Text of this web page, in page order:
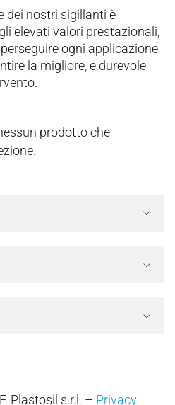
dei nostri sigillanti è
elevati valori prestazionali,
ogni applicazione
la migliore, e durevole
prodotto che
Plastosil s.r.l. – Privacy